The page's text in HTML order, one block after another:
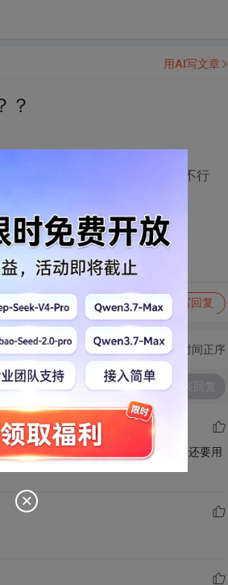
？
过来，但是试过好多方法都不行
写回复
用AI写文章
切换为时间正序
发表回复
码，去哪里弄资源？但真的很费事，还要用